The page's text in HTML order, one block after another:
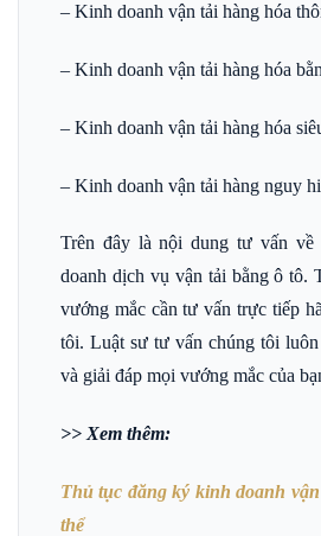
– Kinh doanh vận tải hàng hóa
– Kinh doanh vận tải hàng hóa
– Kinh doanh vận tải hàng hóa
– Kinh doanh vận tải hàng nguy
Trên đây là nội dung tư vấn về
doanh dịch vụ vận tải bằng ô tô.
vướng mắc cần tư vấn trực tiếp
tôi. Luật sư tư vấn chúng tôi luôn
và giải đáp mọi vướng mắc của
>> Xem thêm:
Thủ tục đăng ký kinh doanh
thể